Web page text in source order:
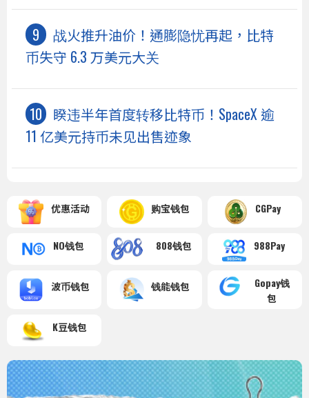
战火推升油价！通膨隐忧再起，比特
币失守 6.3 万美元大关
睽违半年首度转移比特币！SpaceX 逾
11 亿美元持币未见出售迹象
优惠活动 购宝钱包 CGPay
NO钱包 808钱包 988Pay
波币钱包 钱能钱包
Gopay钱
包
K豆钱包